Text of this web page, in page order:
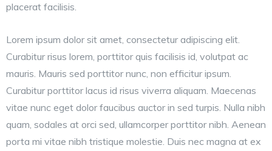
placerat facilisis.
Lorem ipsum dolor sit amet, consectetur adipiscing elit.
Curabitur risus lorem, porttitor quis facilisis id, volutpat ac
mauris. Mauris sed porttitor nunc, non efficitur ipsum.
Curabitur porttitor lacus id risus viverra aliquam. Maecenas
vitae nunc eget dolor faucibus auctor in sed turpis. Nulla nibh
quam, sodales at orci sed, ullamcorper porttitor nibh. Aenean
porta mi vitae nibh tristique molestie. Duis nec magna at ex